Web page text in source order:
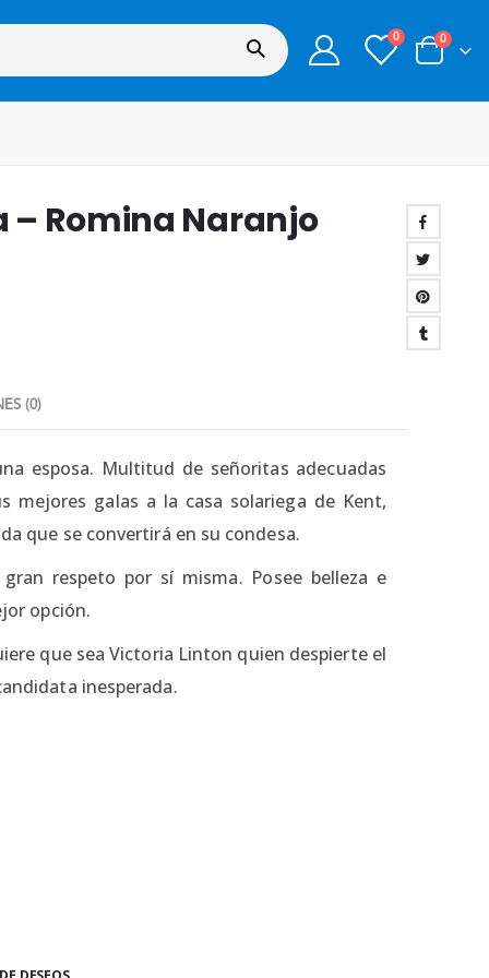
0 0
Romina Naranjo
(0)
esposa. Multitud de señoritas adecuadas
galas a la casa solariega de Kent,
que se convertirá en su condesa.
respeto por sí misma. Posee belleza e
opción.
que sea Victoria Linton quien despierte el
inesperada.